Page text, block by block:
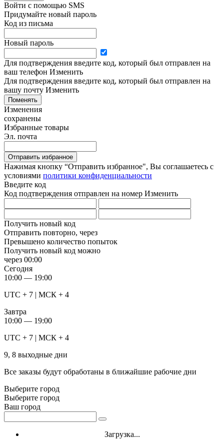
Войти с помощью SMS
Придумайте новый пароль
Код из письма
Новый пароль
Для подтверждения введите код, который был отправлен на
ваш телефон Изменить
Для подтверждения введите код, который был отправлен на
вашу почту Изменить
Поменять
Изменения
сохранены
Избранные товары
Эл. почта
Отправить избранное
Нажимая кнопку “Отправить избранное", Вы соглашаетесь c
условиями политики конфиденциальности
Введите код
Код подтверждения отправлен на номер Изменить
Получить новый код
Отправить повторно, через
Превышено количество попыток
Получить новый код можно
через 00:00
Сегодня
10:00 — 19:00
UTC + 7 | МСК + 4
Завтра
10:00 — 19:00
UTC + 7 | МСК + 4
9, 8 выходные дни
Все заказы будут обработаны в ближайшие рабочие дни
Выберите город
Выберите город
Ваш город
Загрузка...